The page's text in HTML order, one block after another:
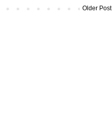
Older Post